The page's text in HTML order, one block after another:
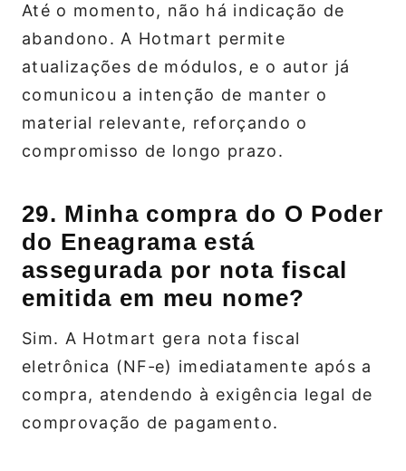
Até o momento, não há indicação de
abandono. A Hotmart permite
atualizações de módulos, e o autor já
comunicou a intenção de manter o
material relevante, reforçando o
compromisso de longo prazo.
29. Minha compra do O Poder
do Eneagrama está
assegurada por nota fiscal
emitida em meu nome?
Sim. A Hotmart gera nota fiscal
eletrônica (NF‑e) imediatamente após a
compra, atendendo à exigência legal de
comprovação de pagamento.